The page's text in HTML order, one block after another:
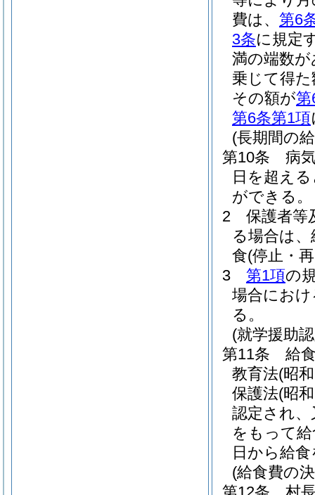
費は、 第6
3条に規定
満の端数
乗じて得
その額が第
第6条第1項
(長期間の
第10条
病
日を超え
ができる。
2
保護者等
る場合は
食(停止・
3
第1項の
場合にお
る。
(就学援助
第11条
給
教育法(昭
保護法(昭
認定され
をもって
日から給
(給食費の